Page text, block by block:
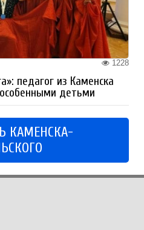
1228
педагог из Каменска
детьми
КАМЕНСКА-